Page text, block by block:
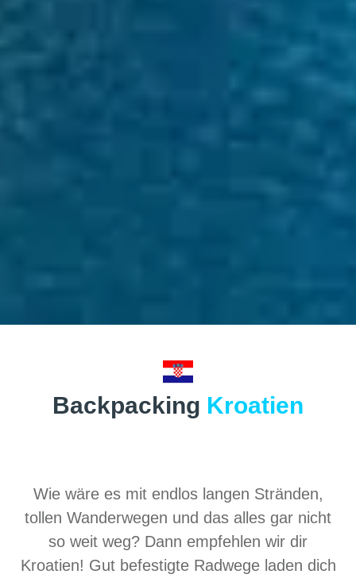
Backpacking Kroatien
Wie wäre es mit endlos langen Stränden,
tollen Wanderwegen und das alles gar nicht
so weit weg? Dann empfehlen wir dir
Kroatien! Gut befestigte Radwege laden dich